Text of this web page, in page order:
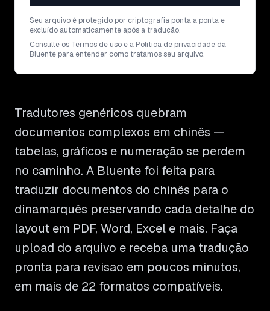
Seu arquivo é protegido por criptografia ponta a ponta e
excluído automaticamente após a tradução.
Consulte os Termos de uso e a Política de privacidade da
Bluente para entender como tratamos seu arquivo.
Tradutores genéricos quebram
documentos complexos em chinês —
tabelas, gráficos e numeração se perdem
no caminho. A Bluente foi feita para
traduzir documentos do chinês para o
dinamarquês preservando cada detalhe do
layout em PDF, Word, Excel e mais. Faça
upload do arquivo e receba uma tradução
pronta para revisão em poucos minutos,
em mais de 22 formatos compatíveis.